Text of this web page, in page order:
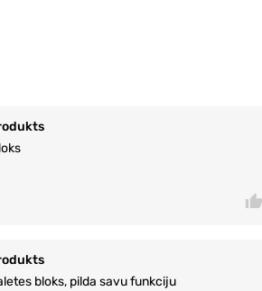
bloks, pilda savu funkciju